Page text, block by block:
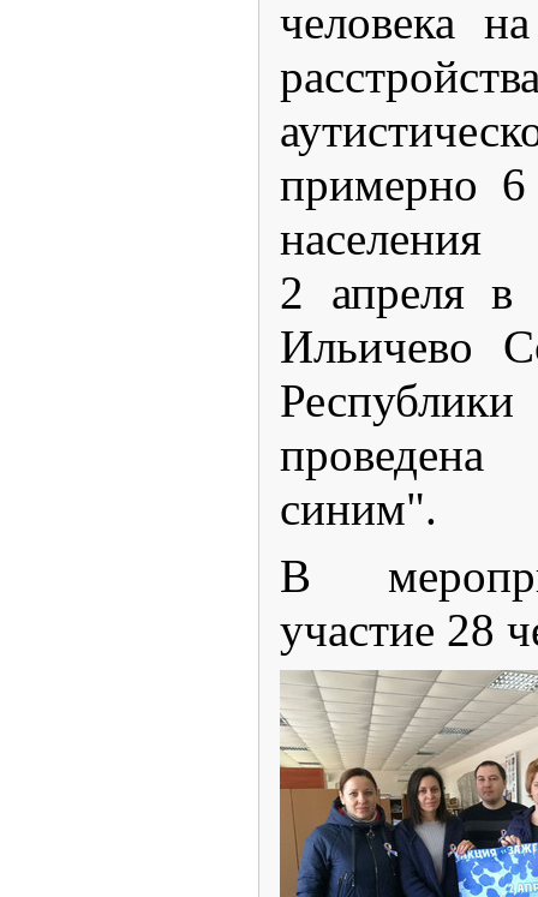
человека
примерно
населения
2 апреля
Ильичево
синим".
В
участие 28